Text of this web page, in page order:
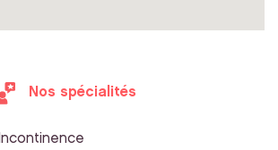
Nos spécialités
Incontinence